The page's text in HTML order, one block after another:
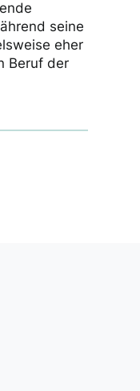
der
aus
des
sich